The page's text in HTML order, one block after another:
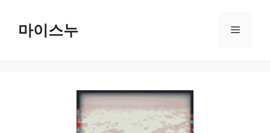
마이스누 메